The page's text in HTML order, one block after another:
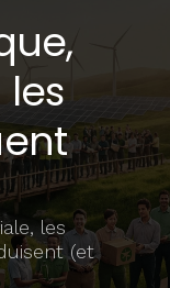
les
(et